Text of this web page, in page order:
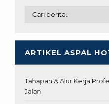
ARTIKEL ASPAL
Tahapan & Alur Kerja
Jalan